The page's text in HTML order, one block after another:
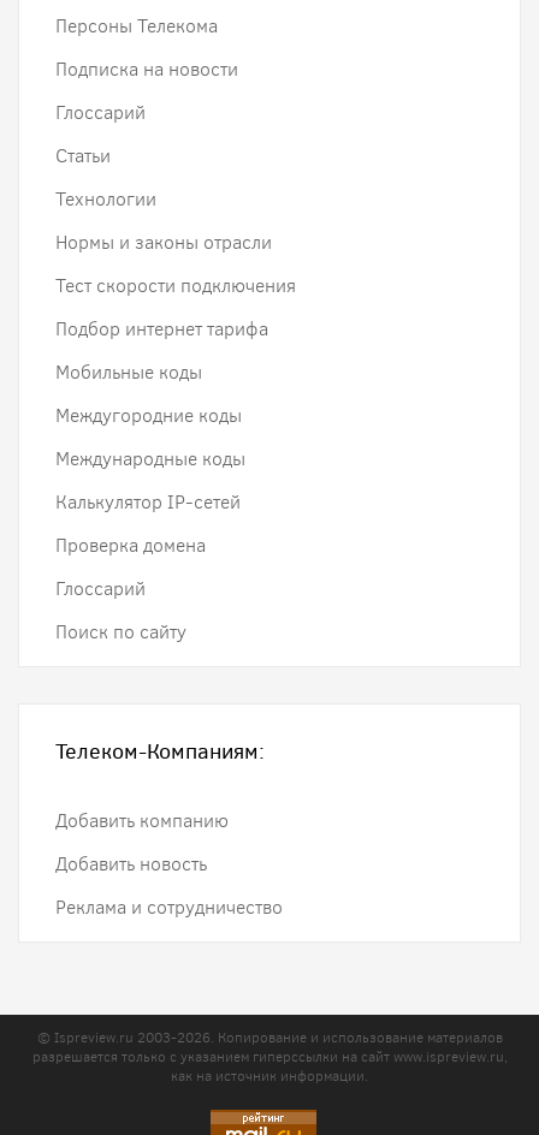
Персоны Телекома
Подписка на новости
Глоссарий
Статьи
Технологии
Нормы и законы отрасли
Тест скорости подключения
Подбор интернет тарифа
Мобильные коды
Междугородние коды
Международные коды
Калькулятор IP-сетей
Проверка домена
Глоссарий
Поиск по сайту
Телеком-Компаниям:
Добавить компанию
Добавить новость
Реклама и сотрудничество
© Ispreview.ru 2003-2026. Копирование и использование материалов
разрешается только с указанием гиперссылки на сайтwww.ispreview.ru,
как на источник информации.